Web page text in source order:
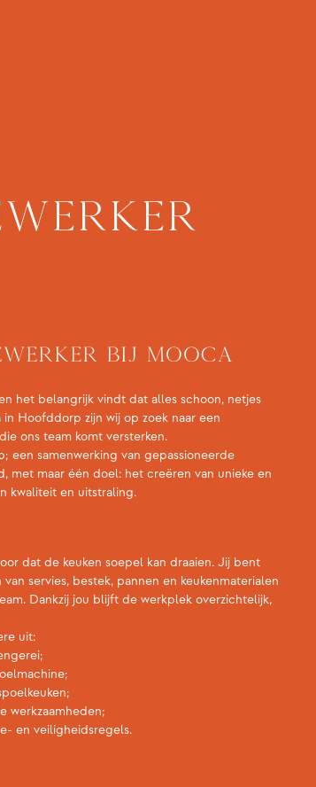
bij Mooca
het belangrijk vindt dat alles schoon, netjes
Hoofddorp zijn wij op zoek naar een
ons team komt versterken.
een samenwerking van gepassioneerde
met maar één doel: het creëren van unieke en
kwaliteit en uitstraling.
dat de keuken soepel kan draaien. Jij bent
servies, bestek, pannen en keukenmaterialen
Dankzij jou blijft de werkplek overzichtelijk,
uit:
werkzaamheden;
en veiligheidsregels.